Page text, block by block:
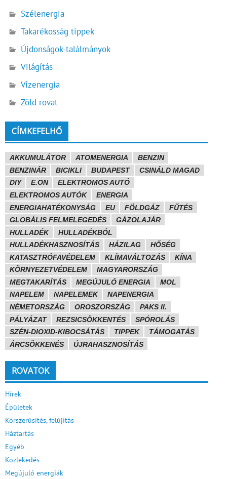
Szélenergia
Takarékosság tippek
Újdonságok-találmányok
Világítás
Vízenergia
Zöld rovat
CÍMKEFELHŐ
AKKUMULÁTOR ATOMENERGIA
BENZIN
BENZINÁR
BICIKLI BUDAPEST
CSINÁLD MAGAD
DIY
E.ON
ELEKTROMOS AUTÓ
ELEKTROMOS AUTÓK
ENERGIA
ENERGIAHATÉKONYSÁG
EU FÖLDGÁZ
FŰTÉS
GLOBÁLIS FELMELEGEDÉS
GÁZOLAJÁR
HULLADÉK
HULLADÉKBÓL
HULLADÉKHASZNOSÍTÁS
HÁZILAG
HŐSÉG
KATASZTRÓFAVÉDELEM
KLÍMAVÁLTOZÁS
KÍNA
KÖRNYEZETVÉDELEM
MAGYARORSZÁG
MEGTAKARÍTÁS
MEGÚJULÓ ENERGIA
MOL
NAPELEM
NAPELEMEK
NAPENERGIA
NÉMETORSZÁG
OROSZORSZÁG
PAKS II.
PÁLYÁZAT
REZSICSÖKKENTÉS
SPÓROLÁS
SZÉN-DIOXID-KIBOCSÁTÁS
TIPPEK
TÁMOGATÁS
ÁRCSÖKKENÉS
ÚJRAHASZNOSÍTÁS
ROVATOK
Hírek
Épületek
Korszerűsítés, felújítás
Háztartás
Egyéb
Közlekedés
Megújuló energiák